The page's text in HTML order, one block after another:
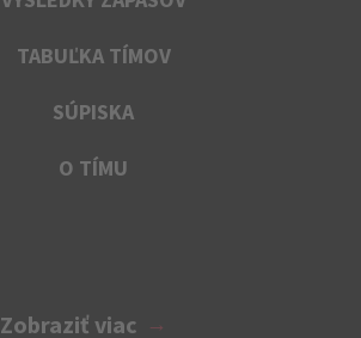
TABUĽKA TÍMOV
SÚPISKA
O TÍMU
Zobraziť viac